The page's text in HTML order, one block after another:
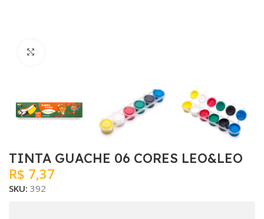
TINTA GUACHE 06 CORES LEO&LEO
R$ 7,37
SKU: 392